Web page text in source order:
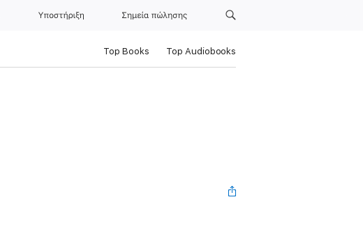
Υποστήριξη Σημεία πώλησης
Top Books Top Audiobooks